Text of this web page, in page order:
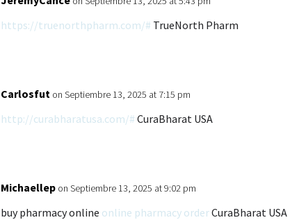
https://truenorthpharm.com/# TrueNorth Pharm
Carlosfut on Septiembre 13, 2025 at 7:15 pm
http://curabharatusa.com/# CuraBharat USA
Michaellep on Septiembre 13, 2025 at 9:02 pm
buy pharmacy online online pharmacy orderCuraBharat USA